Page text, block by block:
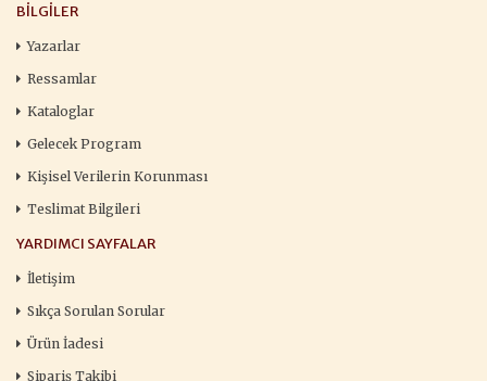
BILGILER
Yazarlar
Ressamlar
Kataloglar
Gelecek Program
Kişisel Verilerin Korunması
Teslimat Bilgileri
YARDIMCI SAYFALAR
İletişim
Sıkça Sorulan Sorular
Ürün İadesi
Sipariş Takibi